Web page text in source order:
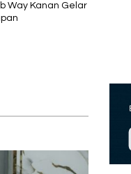
Way Kanan Gelar